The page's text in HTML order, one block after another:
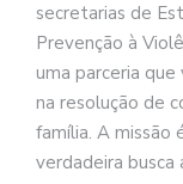
secretarias de
Prevenção à
uma parceria
na resolução de
família. A missão
verdadeira